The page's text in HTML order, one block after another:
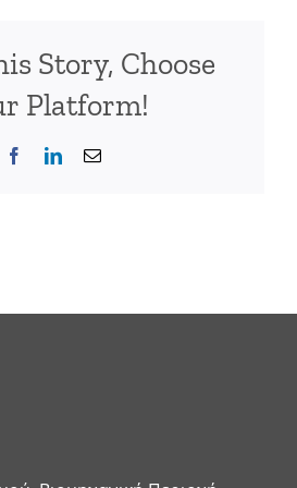
Story, Choose
Platform!
FacebookLinkedInEmail